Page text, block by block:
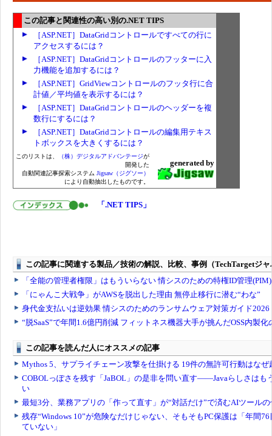
この記事と関連性の高い別の.NET TIPS
［ASP.NET］DataGridコントロールですべての行に
アクセスするには？
［ASP.NET］DataGridコントロールのフッターに入
力機能を追加するには？
［ASP.NET］GridViewコントロールのフッタ行に合
計値／平均値を表示するには？
［ASP.NET］DataGridコントロールのヘッダーを複
数行にするには？
［ASP.NET］DataGridコントロールの編集用テキス
トボックスを大きくするには？
このリストは、 （株）デジタルアドバンテージが
開発した
自動関連記事探索システム Jigsaw（ジグソー）
により自動抽出したものです。
generated by
「.NET TIPS」